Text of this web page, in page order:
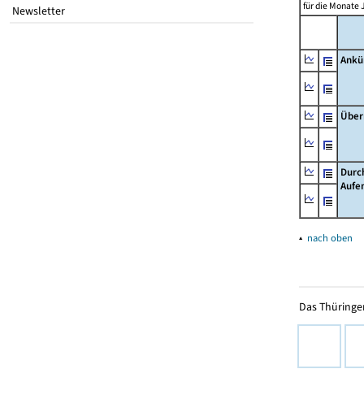
Newsletter
für die Monate
▴ nach oben
Das